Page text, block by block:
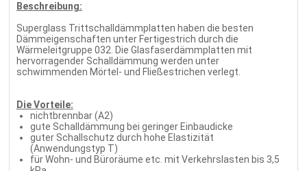
Beschreibung:
Superglass Trittschalldämmplatten haben die besten
Dämmeigenschaften unter Fertigestrich durch die
Wärmeleitgruppe 032. Die Glasfaserdämmplatten mit
hervorragender Schalldämmung werden unter
schwimmenden Mörtel- und Fließestrichen verlegt.
Die Vorteile:
nichtbrennbar (A2)
gute Schalldämmung bei geringer Einbaudicke
guter Schallschutz durch hohe Elastizität
(Anwendungstyp T)
für Wohn- und Büroräume etc. mit Verkehrslasten bis 3,5